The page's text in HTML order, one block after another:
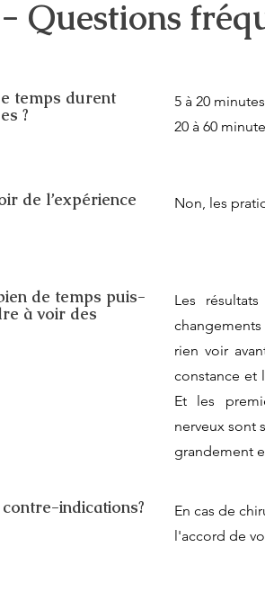
Questions
temps durent
?
5 à 20
20 à 60
de l’expérience
Non, les
de temps puis-
à voir des
Les
rien voir
constance et
Et les
nerveux sont
grandement
indications?
En cas de
l'accord de